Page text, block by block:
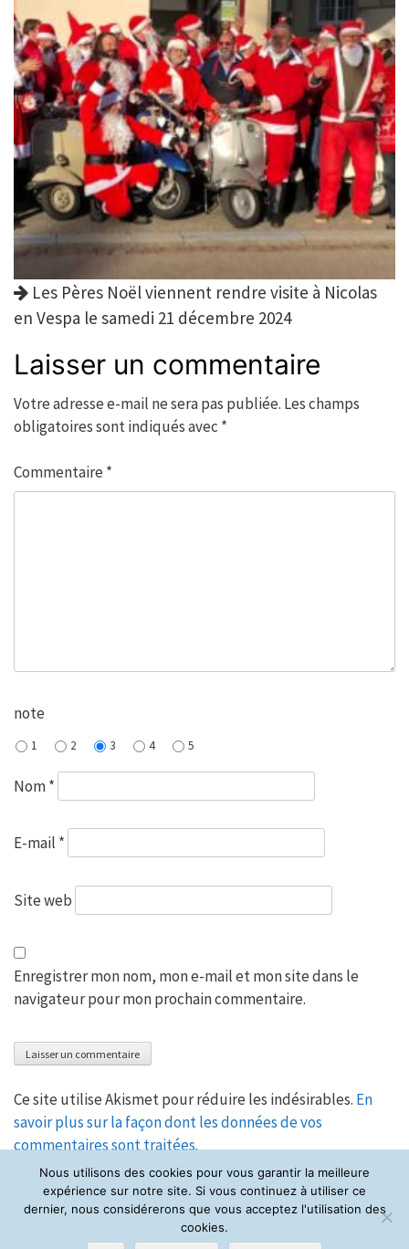
Les Pères Noël viennent rendre visite à Nicolas
en Vespa le samedi 21 décembre 2024
Laisser un commentaire
Votre adresse e-mail ne sera pas publiée. Les champs
obligatoires sont indiqués avec *
Commentaire *
note
1 2 3 4 5
Nom*
E-mail *
Site web
Enregistrer mon nom, mon e-mail et mon site dans le
navigateur pour mon prochain commentaire.
Ce site utilise Akismet pour réduire les indésirables. En
savoir plus sur la façon dont les données de vos
commentaires sont traitées.
Nous utilisons des cookies pour vous garantir la meilleure
expérience sur notre site. Si vous continuez à utiliser ce
dernier, nous considérerons que vous acceptez l'utilisation des
cookies.